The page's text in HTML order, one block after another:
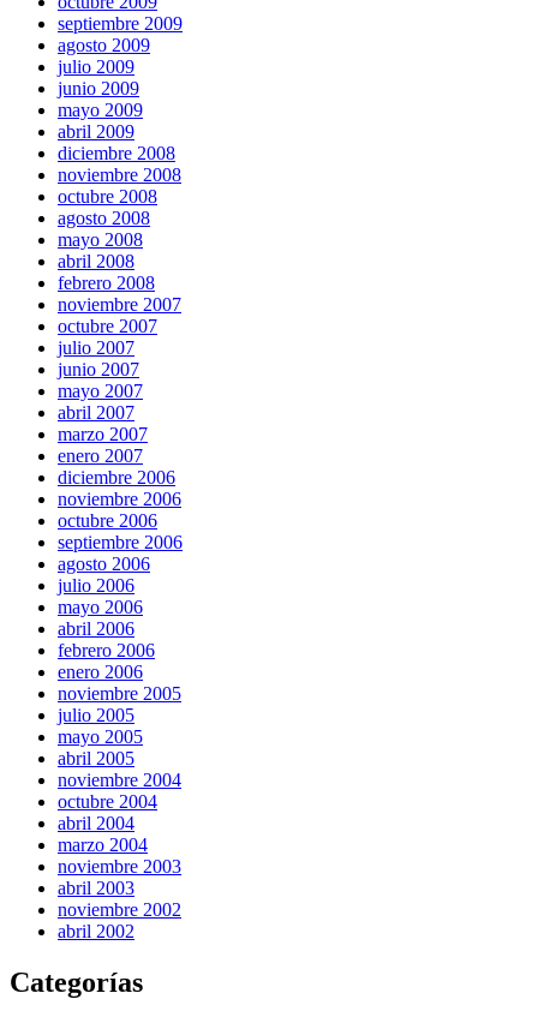
septiembre 2009
agosto 2009
julio 2009
junio 2009
mayo 2009
abril 2009
diciembre 2008
noviembre 2008
octubre 2008
agosto 2008
mayo 2008
abril 2008
febrero 2008
noviembre 2007
octubre 2007
julio 2007
junio 2007
mayo 2007
abril 2007
marzo 2007
enero 2007
diciembre 2006
noviembre 2006
octubre 2006
septiembre 2006
agosto 2006
julio 2006
mayo 2006
abril 2006
febrero 2006
enero 2006
noviembre 2005
julio 2005
mayo 2005
abril 2005
noviembre 2004
octubre 2004
abril 2004
marzo 2004
noviembre 2003
abril 2003
noviembre 2002
abril 2002
Categorías